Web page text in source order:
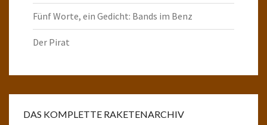
Fünf Worte, ein Gedicht: Bands im Benz
Der Pirat
DAS KOMPLETTE RAKETENARCHIV